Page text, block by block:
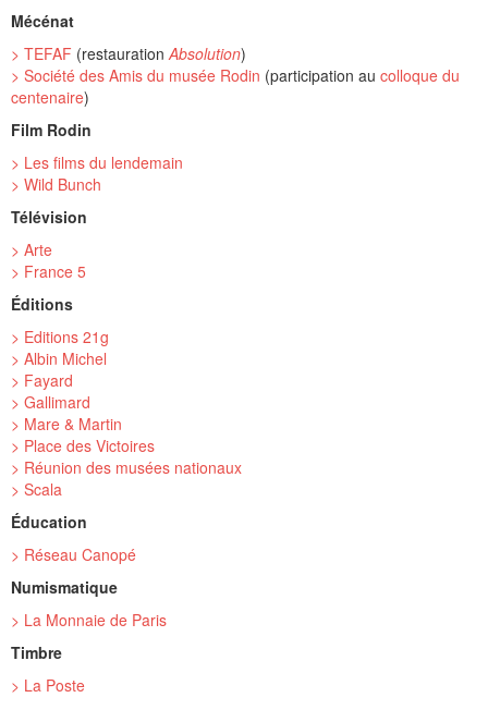
Mécénat
> TEFAF (restaurationAbsolution)
> Société des Amis du musée Rodin (participation au colloque du
centenaire)
Film Rodin
> Les films du lendemain
> Wild Bunch
Télévision
> Arte
> France 5
Éditions
> Editions 21g
> Albin Michel
> Fayard
> Gallimard
> Mare & Martin
> Place des Victoires
> Réunion des musées nationaux
> Scala
Éducation
> Réseau Canopé
Numismatique
> La Monnaie de Paris
Timbre
> La Poste